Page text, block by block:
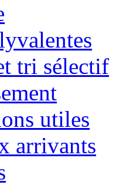
tri sélectif
utiles
arrivants